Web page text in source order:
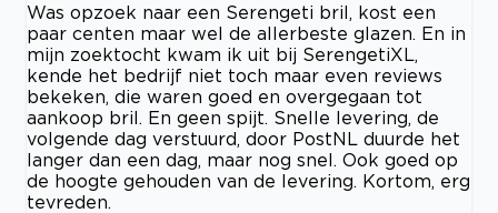
Was opzoek naar een Serengeti bril, kost een
paar centen maar wel de allerbeste glazen. En in
mijn zoektocht kwam ik uit bij SerengetiXL,
kende het bedrijf niet toch maar even reviews
bekeken, die waren goed en overgegaan tot
aankoop bril. En geen spijt. Snelle levering, de
volgende dag verstuurd, door PostNL duurde het
langer dan een dag, maar nog snel. Ook goed op
de hoogte gehouden van de levering. Kortom, erg
tevreden.